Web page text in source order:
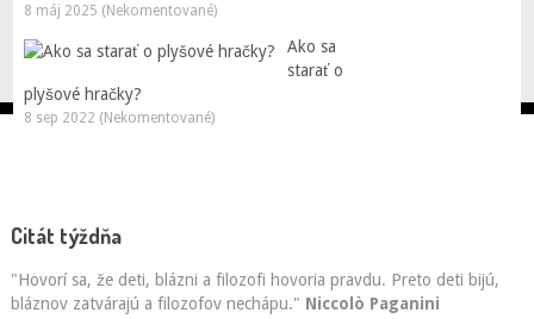
8 máj 2025 (Nekomentované)
Ako sa
starať o
plyšové hračky?
8 sep 2022 (Nekomentované)
Citát týždňa
"Hovorí sa, že deti, blázni a filozofi hovoria pravdu. Preto deti bijú,
bláznov zatvárajú a filozofov nechápu." Niccolò Paganini